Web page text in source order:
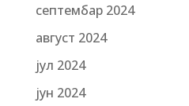
септембар 2024
август 2024
јул 2024
јун 2024